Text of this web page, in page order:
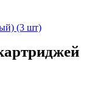
(3 шт)